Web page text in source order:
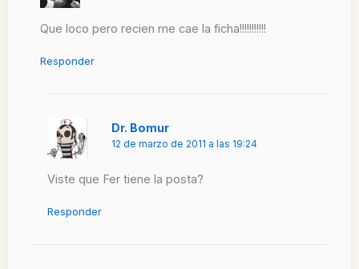
Que loco pero recien me cae la ficha!!!!!!!!!!!
Responder
Dr. Bomur
12 de marzo de 2011 a las 19:24
Viste que Fer tiene la posta?
Responder